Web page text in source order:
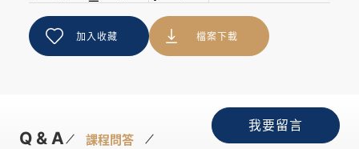
加入收藏 檔案下載
Q & A 課程問答
我要留言